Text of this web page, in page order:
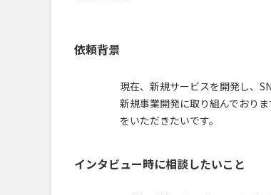
依頼背景
現在、新規サービスを開発し、
新規事業開発に取り組んでおり
をいただきたいです。
インタビュー時に相談したいこと